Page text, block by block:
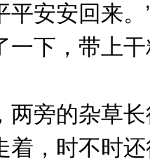
平安安回来。
一下，带上
两旁的杂草
着，时不时